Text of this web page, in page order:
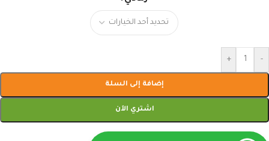
-
+
إضافة إلى السلة
اشتري الآن